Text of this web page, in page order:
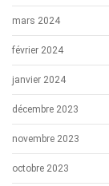
mars 2024
février 2024
janvier 2024
décembre 2023
novembre 2023
octobre 2023